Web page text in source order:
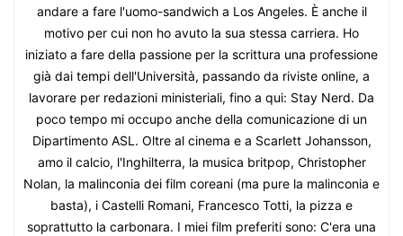
andare a fare l'uomo-sandwich a Los Angeles. È anche il
motivo per cui non ho avuto la sua stessa carriera. Ho
iniziato a fare della passione per la scrittura una professione
già dai tempi dell'Università, passando da riviste online, a
lavorare per redazioni ministeriali, fino a qui: Stay Nerd. Da
poco tempo mi occupo anche della comunicazione di un
Dipartimento ASL. Oltre al cinema e a Scarlett Johansson,
amo il calcio, l'Inghilterra, la musica britpop, Christopher
Nolan, la malinconia dei film coreani (ma pure la malinconia e
basta), i Castelli Romani, Francesco Totti, la pizza e
soprattutto la carbonara. I miei film preferiti sono: C'era una